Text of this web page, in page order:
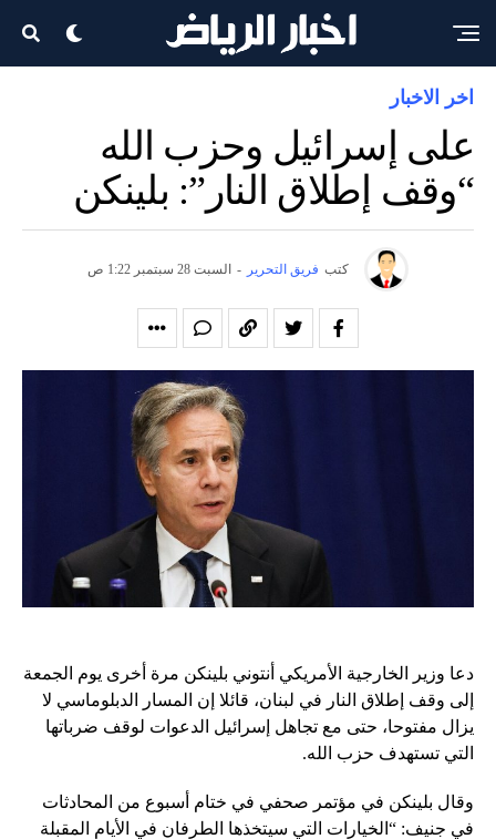
اخر الاخبار
على إسرائيل وحزب الله
“وقف إطلاق النار”: بلينكن
كتب فريق التحرير - السبت 28 سبتمبر 1:22 ص
دعا وزير الخارجية الأمريكي أنتوني بلينكن مرة أخرى يوم الجمعة
إلى وقف إطلاق النار في لبنان، قائلا إن المسار الدبلوماسي لا
يزال مفتوحا، حتى مع تجاهل إسرائيل الدعوات لوقف ضرباتها
التي تستهدف حزب الله.
وقال بلينكن في مؤتمر صحفي في ختام أسبوع من المحادثات
في جنيف: “الخيارات التي سيتخذها الطرفان في الأيام المقبلة